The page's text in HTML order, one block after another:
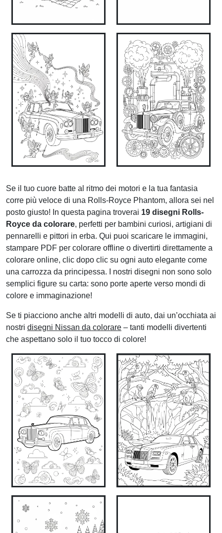
Se il tuo cuore batte al ritmo dei motori e la tua fantasia
corre più veloce di una Rolls-Royce Phantom, allora sei nel
posto giusto! In questa pagina troverai 19 disegni Rolls-
Royce da colorare, perfetti per bambini curiosi, artigiani di
pennarelli e pittori in erba. Qui puoi scaricare le immagini,
stampare PDF per colorare offline o divertirti direttamente a
colorare online, clic dopo clic su ogni auto elegante come
una carrozza da principessa. I nostri disegni non sono solo
semplici figure su carta: sono porte aperte verso mondi di
colore e immaginazione!
Se ti piacciono anche altri modelli di auto, dai un’occhiata ai
nostri disegni Nissan da colorare – tanti modelli divertenti
che aspettano solo il tuo tocco di colore!